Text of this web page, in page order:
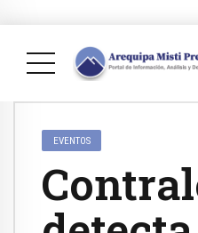
EVENTOS